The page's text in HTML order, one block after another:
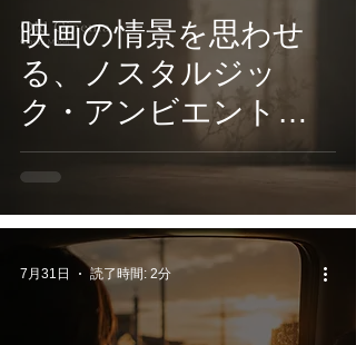
映画の情景を思わせ
る、ノスタルジッ
ク・アンビエント作
品。Classy
Moon『Old Cinema』
7月31日 配信スタート
7月31日 読了時間: 2分